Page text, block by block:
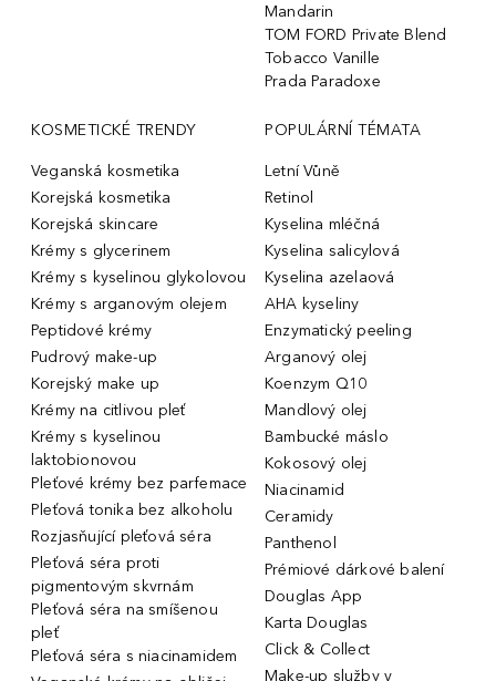
Mandarin
TOM FORD Private Blend
Tobacco Vanille
Prada Paradoxe
KOSMETICKÉ TRENDY
Veganská kosmetika
Korejská kosmetika
Korejská skincare
Krémy s glycerinem
Krémy s kyselinou glykolovou
Krémy s arganovým olejem
Peptidové krémy
Pudrový make-up
Korejský make up
Krémy na citlivou pleť
Krémy s kyselinou
laktobionovou
Pleťové krémy bez parfemace
Pleťová tonika bez alkoholu
Rozjasňující pleťová séra
Pleťová séra proti
pigmentovým skvrnám
Pleťová séra na smíšenou
pleť
Pleťová séra s niacinamidem
POPULÁRNÍ TÉMATA
Letní Vůně
Retinol
Kyselina mléčná
Kyselina salicylová
Kyselina azelaová
AHA kyseliny
Enzymatický peeling
Arganový olej
Koenzym Q10
Mandlový olej
Bambucké máslo
Kokosový olej
Niacinamid
Ceramidy
Panthenol
Prémiové dárkové balení
Douglas App
Karta Douglas
Click & Collect
Make-up služby v